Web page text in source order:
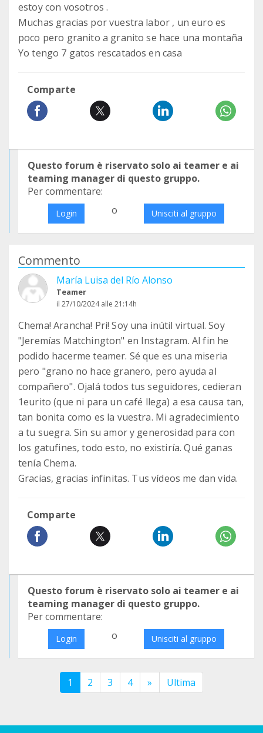
estoy con vosotros .
Muchas gracias por vuestra labor , un euro es
poco pero granito a granito se hace una montaña
Yo tengo 7 gatos rescatados en casa
Comparte
Questo forum è riservato solo ai teamer e ai
teaming manager di questo gruppo.
Per commentare:
Login o Unisciti al gruppo
Commento
María Luisa del Río Alonso
Teamer
il 27/10/2024 alle 21:14h
Chema! Arancha! Pri! Soy una inútil virtual. Soy
"Jeremías Matchington" en Instagram. Al fin he
podido hacerme teamer. Sé que es una miseria
pero "grano no hace granero, pero ayuda al
compañero". Ojalá todos tus seguidores, cedieran
1eurito (que ni para un café llega) a esa causa tan,
tan bonita como es la vuestra. Mi agradecimiento
a tu suegra. Sin su amor y generosidad para con
los gatufines, todo esto, no existiría. Qué ganas
tenía Chema.
Gracias, gracias infinitas. Tus vídeos me dan vida.
Comparte
Questo forum è riservato solo ai teamer e ai
teaming manager di questo gruppo.
Per commentare:
Login o Unisciti al gruppo
1 2 3 4 » Ultima